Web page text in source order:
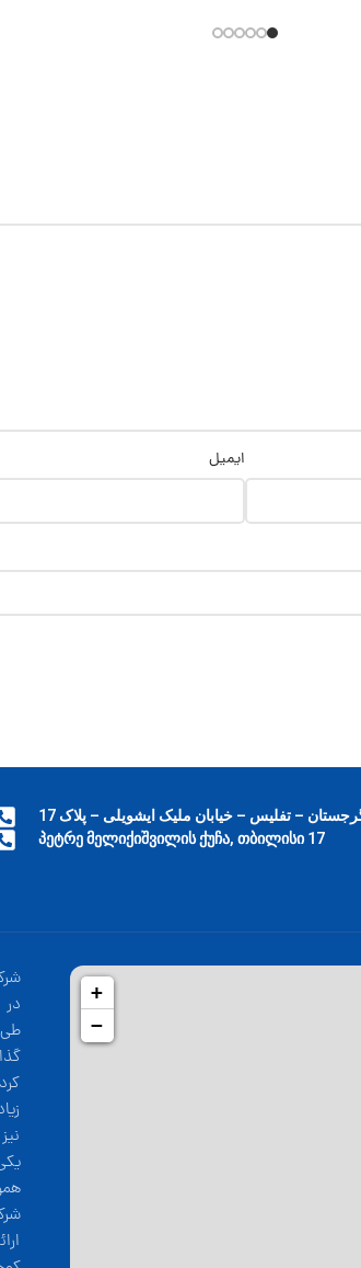
ایمیل
– تفلیس – خیابان ملیک ایشویلی – پلاک 17
17 პეტრე მელიქიშვილის ქუჩა, თბილისი
طی
+
−